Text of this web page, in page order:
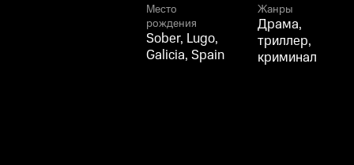
Место
рождения
Sober, Lugo,
Galicia, Spain
Жанры
Драма,
триллер,
криминал